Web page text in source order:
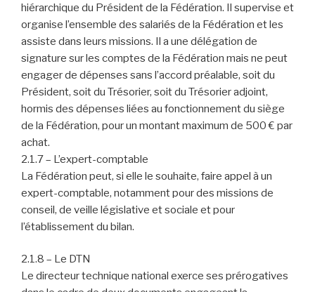
hiérarchique du Président de la Fédération. Il supervise et
organise l’ensemble des salariés de la Fédération et les
assiste dans leurs missions. Il a une délégation de
signature sur les comptes de la Fédération mais ne peut
engager de dépenses sans l’accord préalable, soit du
Président, soit du Trésorier, soit du Trésorier adjoint,
hormis des dépenses liées au fonctionnement du siège
de la Fédération, pour un montant maximum de 500 € par
achat.
2.1.7 – L’expert-comptable
La Fédération peut, si elle le souhaite, faire appel à un
expert-comptable, notamment pour des missions de
conseil, de veille législative et sociale et pour
l’établissement du bilan.
2.1.8 – Le DTN
Le directeur technique national exerce ses prérogatives